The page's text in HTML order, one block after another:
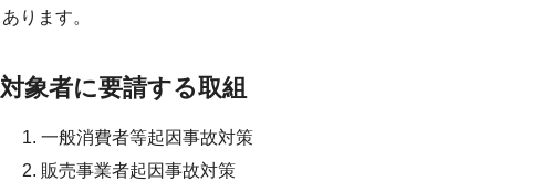
あります。
対象者に要請する取組
一般消費者等起因事故対策
販売事業者起因事故対策